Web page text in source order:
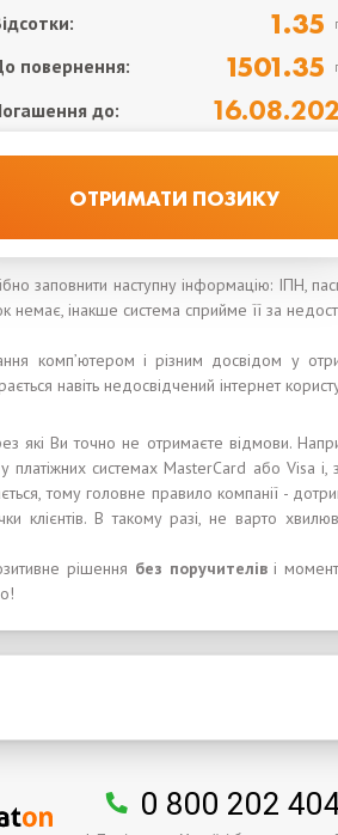
1.35
повернення: 1501.35
до:
заповнити наступну інформацію: ІПН,
немає, інакше система сприйме її за
комп’ютером і різним досвідом у
навіть недосвідчений інтернет
які Ви точно не отримаєте відмови.
системах MasterCard або Visa і,
тому головне правило компанії -
клієнтів. В такому разі, не варто
рішення без поручителіві
0 800 202